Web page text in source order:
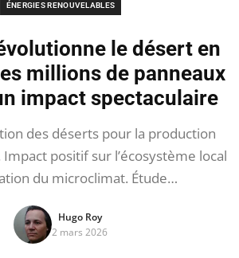
ÉNERGIES RENOUVELABLES
le désert en
millions de panneaux
impact spectaculaire
des déserts pour la production
Impact positif sur l’écosystème local
du microclimat. Étude…
Hugo Roy
2 mars 2026